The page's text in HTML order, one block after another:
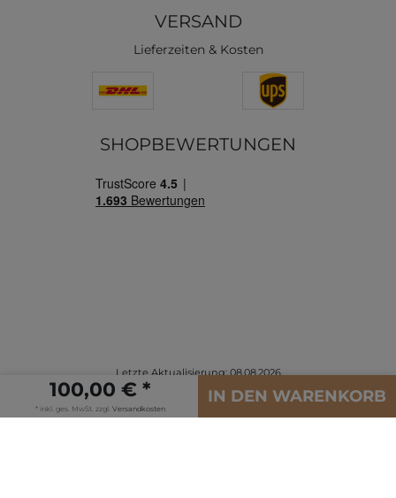
100,00 € *
* inkl. ges. MwSt. zzgl. Versandkosten
IN DEN WARENKORB
VERSAND
Lieferzeiten & Kosten
SHOPBEWERTUNGEN
Letzte Aktualisierung: 08.08.2026
© Copyright 2026 | Alle Rechte vorbehalten.